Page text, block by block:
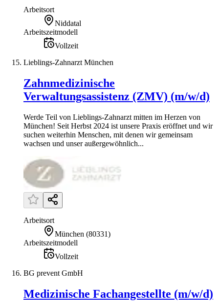
Arbeitsort
Niddatal
Arbeitszeitmodell
Vollzeit
Lieblings-Zahnarzt München
Zahnmedizinische
Verwaltungsassistenz (ZMV) (m/w/d)
Werde Teil von Lieblings-Zahnarzt mitten im Herzen von
München! Seit Herbst 2024 ist unsere Praxis eröffnet und wir
suchen weiterhin Menschen, mit denen wir gemeinsam
wachsen und unser außergewöhnlich...
Arbeitsort
München (80331)
Arbeitszeitmodell
Vollzeit
BG prevent GmbH
Medizinische Fachangestellte (m/w/d)